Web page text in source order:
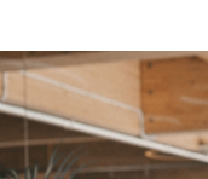
СОГЛАСИЕ на
информации
Контакты